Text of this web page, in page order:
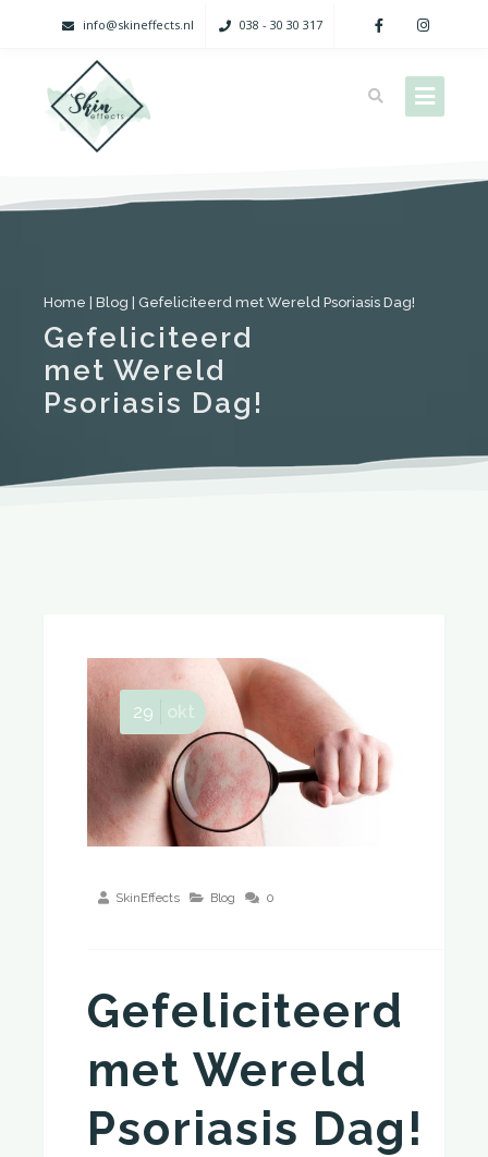
info@skineffects.nl 038 - 30 30 317
Home Blog Gefeliciteerd met Wereld Psoriasis Dag!
Gefeliciteerd
met Wereld
Psoriasis Dag!
SkinEffects Blog 0
29 okt
Gefeliciteerd
met Wereld
Psoriasis Dag!